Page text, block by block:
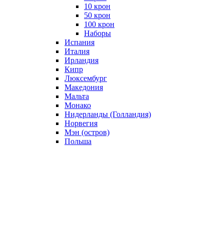
10 крон
50 крон
100 крон
Наборы
Испания
Италия
Ирландия
Кипр
Люксембург
Македония
Мальта
Монако
Нидерланды (Голландия)
Норвегия
Мэн (остров)
Польша